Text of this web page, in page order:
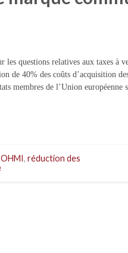
questions relatives aux taxes à
de 40% des coûts d’acquisition
membres de l’Union
OHMI, réduction des